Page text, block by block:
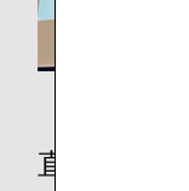
直面して